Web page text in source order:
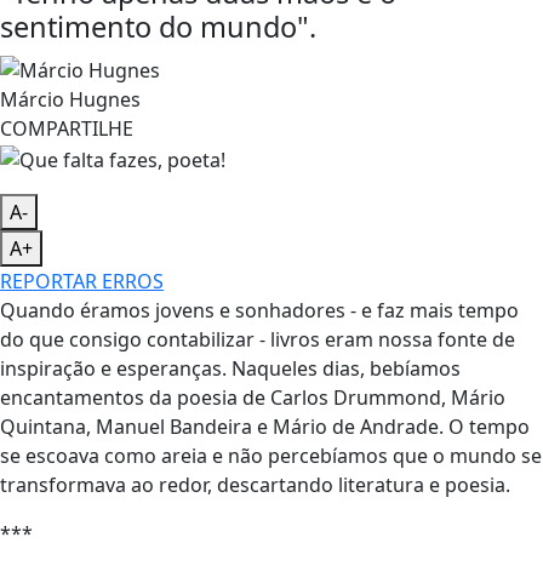
sentimento do mundo".
Márcio Hugnes
COMPARTILHE
A-
A+
REPORTAR ERROS
Quando éramos jovens e sonhadores - e faz mais tempo
do que consigo contabilizar - livros eram nossa fonte de
inspiração e esperanças. Naqueles dias, bebíamos
encantamentos da poesia de Carlos Drummond, Mário
Quintana, Manuel Bandeira e Mário de Andrade. O tempo
se escoava como areia e não percebíamos que o mundo se
transformava ao redor, descartando literatura e poesia.
***